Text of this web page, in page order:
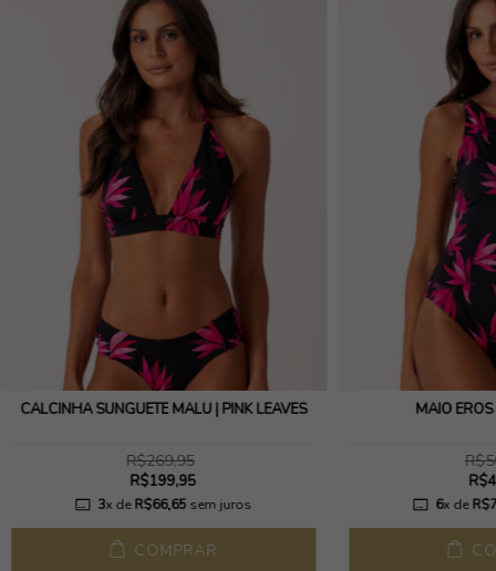
CALCINHA SUNGUETE MALU | PINK LEAVES
R$269,95
R$199,95
3x deR$66,65 sem juros
COMPRAR
MAIÔ EROS
6x de